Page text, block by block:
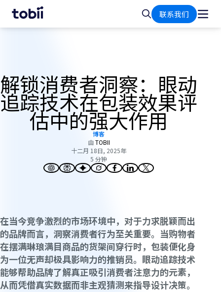
页
搜
索
联系我们
解锁消费者洞察：眼动
追踪技术在包装效果评
估中的强大作用
博客
由 TOBII
十二月 18日, 2025年
5 分钟
在当今竞争激烈的市场环境中，对于力求脱颖而出
的品牌而言，洞察消费者行为至关重要。当购物者
在摆满琳琅满目商品的货架间穿行时，包装便化身
为一位无声却极具影响力的推销员。眼动追踪技术
能够帮助品牌了解真正吸引消费者注意力的元素，
从而凭借真实数据而非主观猜测来指导设计决策。